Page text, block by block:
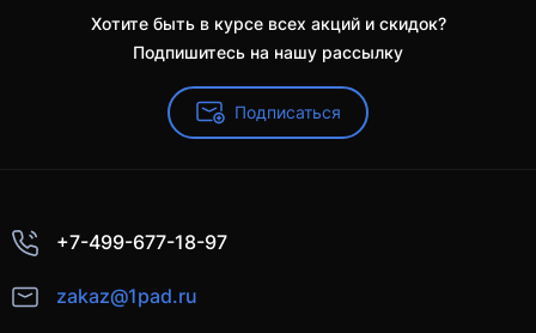
Хотите быть в курсе всех акций и скидок?
Подпишитесь на нашу рассылку
Подписаться
+7-499-677-18-97
zakaz@1pad.ru